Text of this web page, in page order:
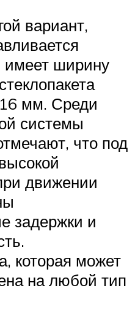
вариант,
имеет ширину
мм. Среди
системы
что под
движении
задержки и
которая может
на любой тип